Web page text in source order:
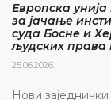
Европска
за јачање
суда Босне и
људских права
25.06.2026.
Нови заједнички